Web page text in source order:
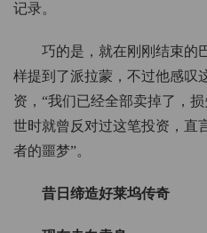
记录。
巧的是，就在刚刚结束的
样提到了派拉蒙，不过他感叹
资，“我们已经全部卖掉了，
世时就曾反对过这笔投资，直
者的噩梦”。
昔日缔造好莱坞传奇